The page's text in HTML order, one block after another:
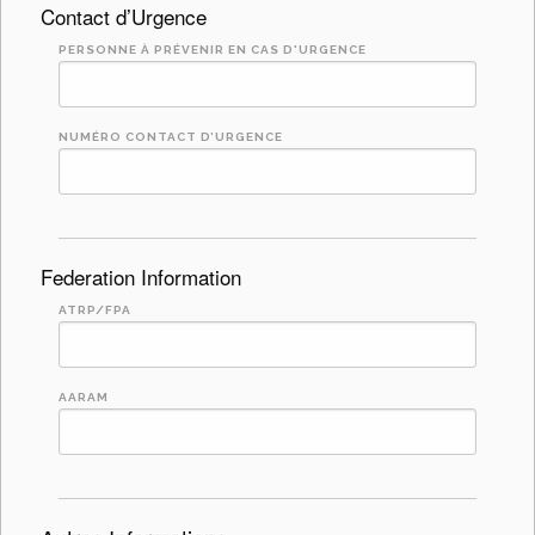
Contact d’Urgence
PERSONNE À PRÉVENIR EN CAS D'URGENCE
NUMÉRO CONTACT D’URGENCE
Federation Information
ATRP/FPA
AARAM